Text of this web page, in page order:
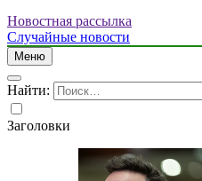
Новостная рассылка
Случайные новости
Меню
Найти:
Заголовки